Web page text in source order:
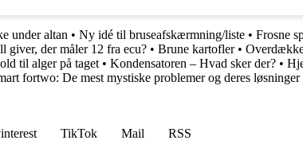
under altan • Ny idé til bruseafskærmning/liste • Frosne
giver, der måler 12 fra ecu? • Brune kartofler•
til alger på taget • Kondensatoren – Hvad sker der? •
fortwo: De mest mystiske problemer og deres løsninger
TikTok Mail
RSS